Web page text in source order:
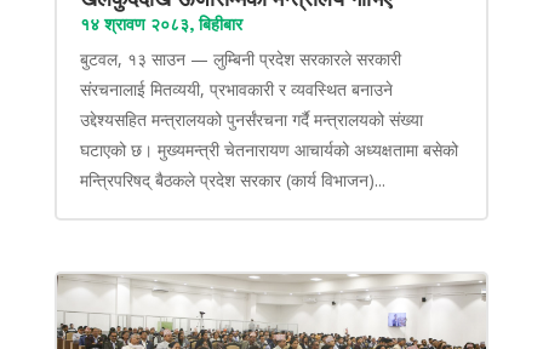
१४ श्रावण २०८३, बिहीबार
बुटवल, १३ साउन — लुम्बिनी प्रदेश सरकारले सरकारी
संरचनालाई मितव्ययी, प्रभावकारी र व्यवस्थित बनाउने
उद्देश्यसहित मन्त्रालयको पुनर्संरचना गर्दै मन्त्रालयको संख्या
घटाएको छ। मुख्यमन्त्री चेतनारायण आचार्यको अध्यक्षतामा बसेको
मन्त्रिपरिषद् बैठकले प्रदेश सरकार (कार्य विभाजन)...